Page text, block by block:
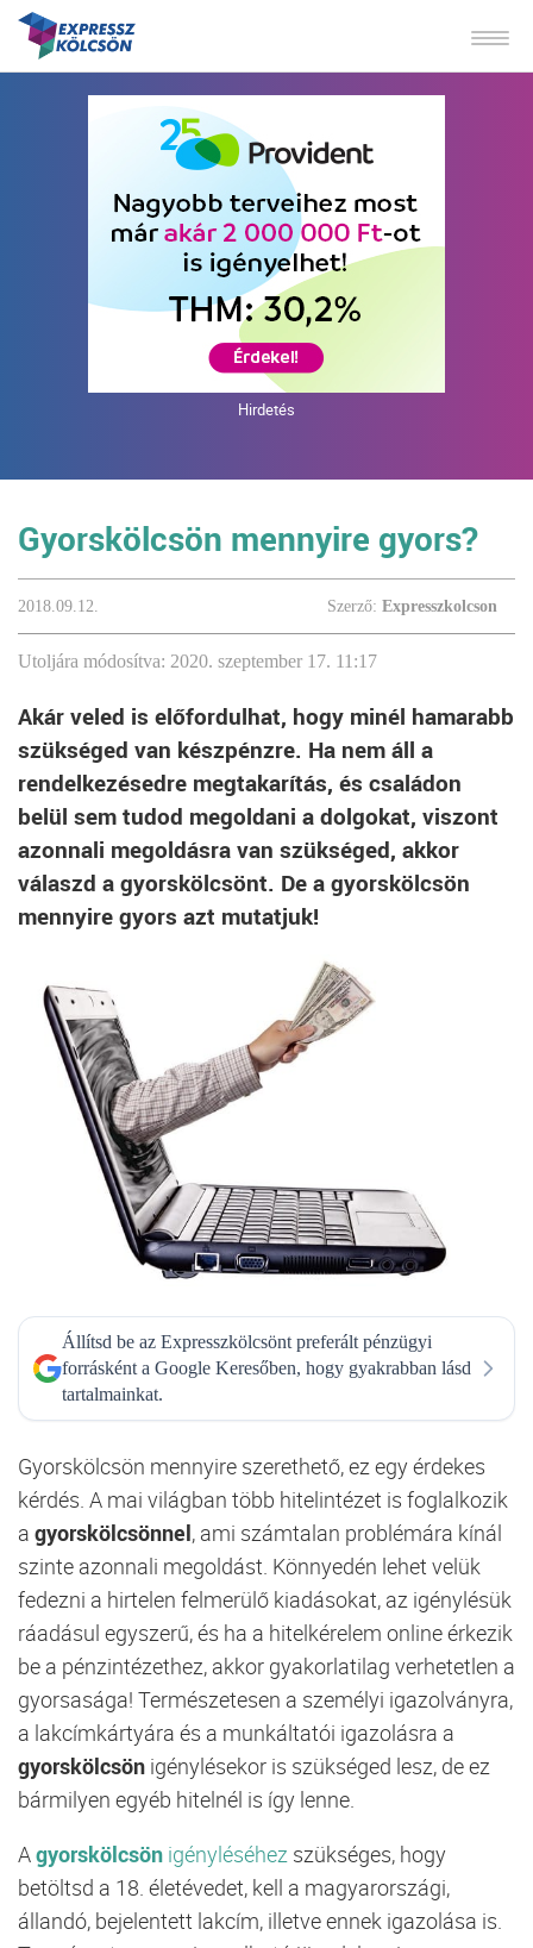
Hirdetés
Gyorskölcsön mennyire gyors?
2018.09.12. Szerző: Expresszkolcson
Utoljára módosítva: 2020. szeptember 17. 11:17
Akár veled is előfordulhat, hogy minél hamarabb
szükséged van készpénzre. Ha nem áll a
rendelkezésedre megtakarítás, és családon
belül sem tudod megoldani a dolgokat, viszont
azonnali megoldásra van szükséged, akkor
válaszd a gyorskölcsönt. De a gyorskölcsön
mennyire gyors azt mutatjuk!
Állítsd be az Expresszkölcsönt preferált pénzügyi
forrásként a Google Keresőben, hogy gyakrabban lásd
tartalmainkat.
Gyorskölcsön mennyire szerethető, ez egy érdekes
kérdés. A mai világban több hitelintézet is foglalkozik
a gyorskölcsönnel, ami számtalan problémára kínál
szinte azonnali megoldást. Könnyedén lehet velük
fedezni a hirtelen felmerülő kiadásokat, az igénylésük
ráadásul egyszerű, és ha a hitelkérelem online érkezik
be a pénzintézethez, akkor gyakorlatilag verhetetlen a
gyorsasága! Természetesen a személyi igazolványra,
a lakcímkártyára és a munkáltatói igazolásra a
gyorskölcsön igénylésekor is szükséged lesz, de ez
bármilyen egyéb hitelnél is így lenne.
Agyorskölcsön igényléséhez szükséges, hogy
betöltsd a 18. életévedet, kell a magyarországi,
állandó, bejelentett lakcím, illetve ennek igazolása is.